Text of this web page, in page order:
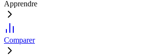
Apprendre
Comparer